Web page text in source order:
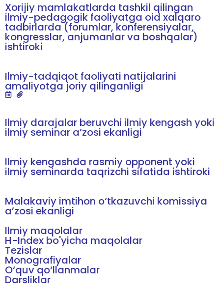
Xorijiy mamlakatlarda tashkil qilingan
ilmiy-pedagogik faoliyatga oid xalqaro
tadbirlarda (forumlar, konferensiyalar,
kongresslar, anjumanlar va boshqalar)
ishtiroki
Ilmiy-tadqiqot faoliyati natijalarini
amaliyotga joriy qilinganligi
Ilmiy darajalar beruvchi ilmiy kengash yoki
ilmiy seminar a’zosi ekanligi
Ilmiy kengashda rasmiy opponent yoki
ilmiy seminarda taqrizchi sifatida ishtiroki
Malakaviy imtihon o‘tkazuvchi komissiya
a’zosi ekanligi
Ilmiy maqolalar
H-Index bo'yicha maqolalar
Tezislar
Monografiyalar
O‘quv qo‘llanmalar
Darsliklar